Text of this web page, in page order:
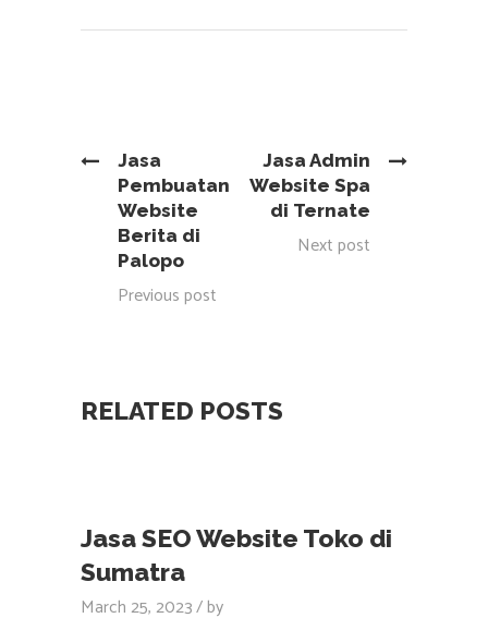
Jasa
Pembuatan
Website
Berita di
Palopo
Previous post
Jasa Admin
Website Spa
di Ternate
Next post
RELATED POSTS
Jasa SEO Website Toko di
Sumatra
March 25, 2023 by